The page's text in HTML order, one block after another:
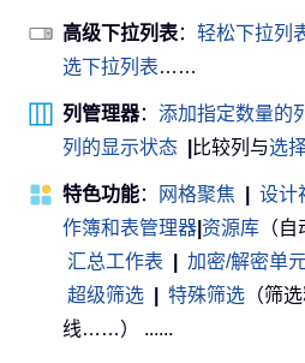
高级下拉列表： 轻松下拉列
选下拉列表……
列管理器： 添加指定数量的
列的显示状态
比较列与选
特色功能： 网格聚焦 设计
作簿和表管理器 资源库 （自
汇总工作表
加密/解密单
超级筛选
特殊筛选 （筛
线……） ......